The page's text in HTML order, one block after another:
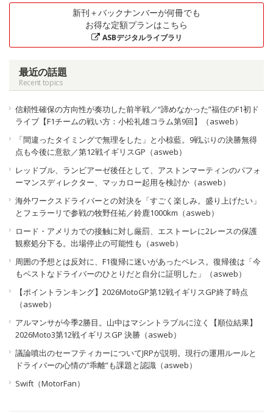
新刊＋バックナンバーが何冊でも
お得な定額プランはこちら
ASBデジタルライブラリ
最近の話題
Recent topics
信頼性確保の方向性が奏功した前半戦／“諦めなかった”福住のF1初ド
ライブ【F1チームの戦い方：小松礼雄コラム第9回】（asweb）
「間違ったタイミングで無理をした」と小椋藍。9戦ぶりの決勝無得
点も今後に意欲／第12戦イギリスGP（asweb）
レッドブル、ランビアーゼ後任として、アストンマーティンのパフォ
ーマンスディレクター、マッカロー起用を検討か（asweb）
海外ワークスドライバーとの対決を「すごく楽しみ。盛り上げたい」
とフェラーリで参戦の牧野任祐／鈴鹿1000km（asweb）
ロード・アメリカでの接触に対し厳罰、エストーレに2レースの保護
観察処分下る。出場停止の可能性も（asweb）
周囲の予想とは反対に、F1復帰に迷いがあったペレス。復帰後は「今
もベストなドライバーのひとりだと自分に証明した」（asweb）
【ポイントランキング】2026MotoGP第12戦イギリスGP終了時点
（asweb）
アルマンサが今季2勝目。山中はマシントラブルに泣く【順位結果】
2026Moto3第12戦イギリスGP 決勝（asweb）
議論噴出のセーフティカーについてJRPが説明。現行の運用ルールと
ドライバーの心情の”乖離”も課題と認識（asweb）
Swift（MotorFan）